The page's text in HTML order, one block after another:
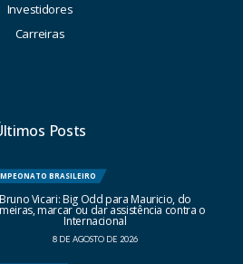
Investidores
Carreiras
Posts
BRASILEIRO
Bruno Vicari: Big Odd para Mauricio, do
marcar ou dar assistência contra o
Internacional
8 DE AGOSTO DE 2026